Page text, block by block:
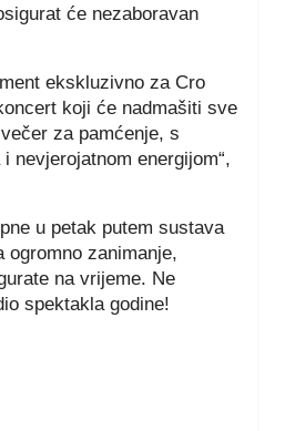
će nezaboravan
ekskluzivno za Cro
koji će nadmašiti sve
za pamćenje, s
nevjerojatnom energijom“,
u petak putem sustava
ogromno zanimanje,
na vrijeme. Ne
spektakla godine!